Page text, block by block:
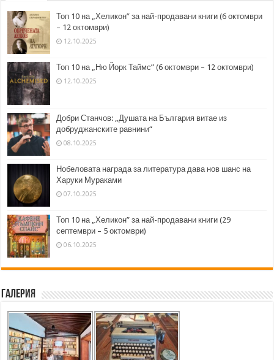
Топ 10 на „Хеликон” за най-продавани книги (6 октомври
– 12 октомври)
12.10.2025
Топ 10 на „Ню Йорк Таймс” (6 октомври – 12 октомври)
12.10.2025
Добри Станчов: „Душата на България витае из
добруджанските равнини“
08.10.2025
Нобеловата награда за литература дава нов шанс на
Харуки Мураками
07.10.2025
Топ 10 на „Хеликон” за най-продавани книги (29
септември – 5 октомври)
06.10.2025
Галерия